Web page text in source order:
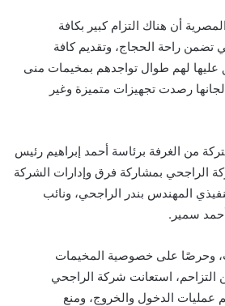
أن هناك التزام كبير بكافة
تضمن راحة الحجاج، وتقديم كافة
عليها لهم طوال تواجدهم بمخيمات منى
رصدت تجهيزات متميزة وغير
من الغرفة برئاسة أحمد إبراهيم رئيس
الراجحي بمشاركة فرق وإدارات الشركة
المهندس بندر الراجحي، ونائب
أحمد سمير.
وحرصًا على خصوصية المخيمات
التزاحم، استعانت شركة الراجحي
الدخول والخروج، ومنع